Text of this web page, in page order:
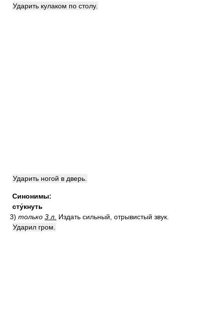
Ударить кулаком по столу.
Ударить ногой в дверь.
Синонимы:
сту́кнуть
3) только 3 л. Издать сильный, отрывистый звук.
Ударил гром.